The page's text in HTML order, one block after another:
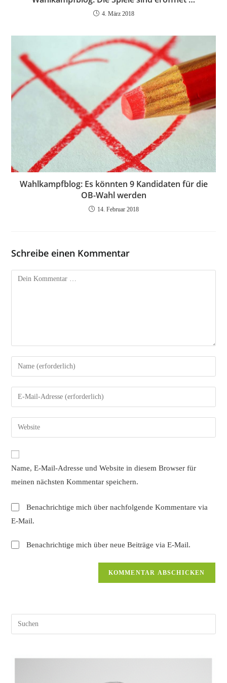
4. März 2018
Wahlkampfblog: Es könnten 9 Kandidaten für die
OB-Wahl werden
14. Februar 2018
Schreibe einen Kommentar
Kommentar
Gib
deinen
Namen
oder
zum
Kommentieren
ein
Gib
deine
E-
Mail-
Kommentieren
ein
Gib
deine
(optional)
Name, E-Mail-Adresse und Website in diesem Browser für
meinen nächsten Kommentar speichern.
Benachrichtige mich über nachfolgende Kommentare via
E-Mail.
Benachrichtige mich über neue Beiträge via E-Mail.